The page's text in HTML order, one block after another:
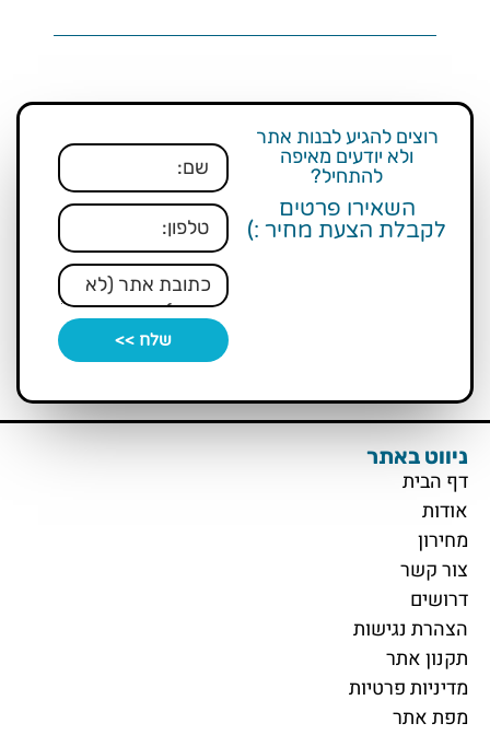
רוצים להגיע לבנות אתר
ולא יודעים מאיפה
להתחיל?
השאירו פרטים
לקבלת הצעת מחיר :)
שלח >>
ניווט באתר
דף הבית
אודות
מחירון
צור קשר
דרושים
הצהרת נגישות
תקנון אתר
מדיניות פרטיות
מפת אתר